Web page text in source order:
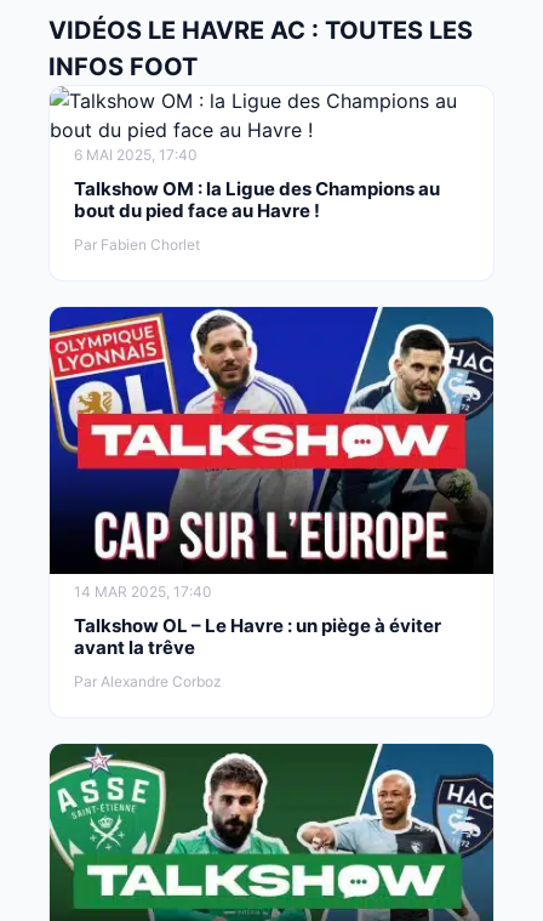
VIDÉOS LE HAVRE AC : TOUTES LES
INFOS FOOT
6 MAI 2025, 17:40
Talkshow OM : la Ligue des Champions au
bout du pied face au Havre !
Par Fabien Chorlet
14 MAR 2025, 17:40
Talkshow OL – Le Havre : un piège à éviter
avant la trêve
Par Alexandre Corboz